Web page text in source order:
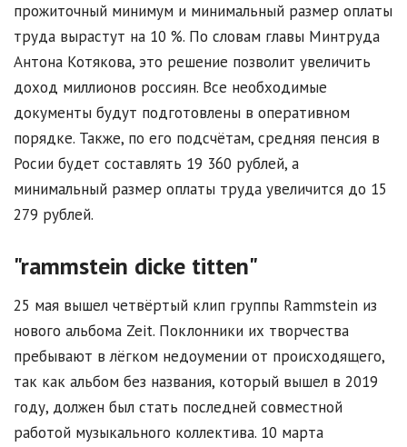
прожиточный минимум и минимальный размер оплаты
труда вырастут на 10 %. По словам главы Минтруда
Антона Котякова, это решение позволит увеличить
доход миллионов россиян. Все необходимые
документы будут подготовлены в оперативном
порядке. Также, по его подсчётам, средняя пенсия в
Росии будет составлять 19 360 рублей, а
минимальный размер оплаты труда увеличится до 15
279 рублей.
"rammstein dicke titten"
25 мая вышел четвёртый клип группы Rammstein из
нового альбома Zeit. Поклонники их творчества
пребывают в лёгком недоумении от происходящего,
так как альбом без названия, который вышел в 2019
году, должен был стать последней совместной
работой музыкального коллектива. 10 марта